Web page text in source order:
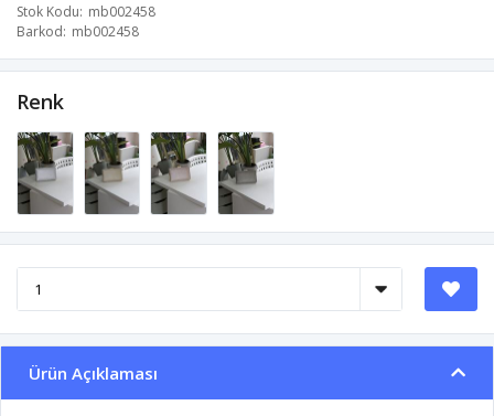
Stok Kodu mb002458
Barkod mb002458
Renk
Ürün Açıklaması